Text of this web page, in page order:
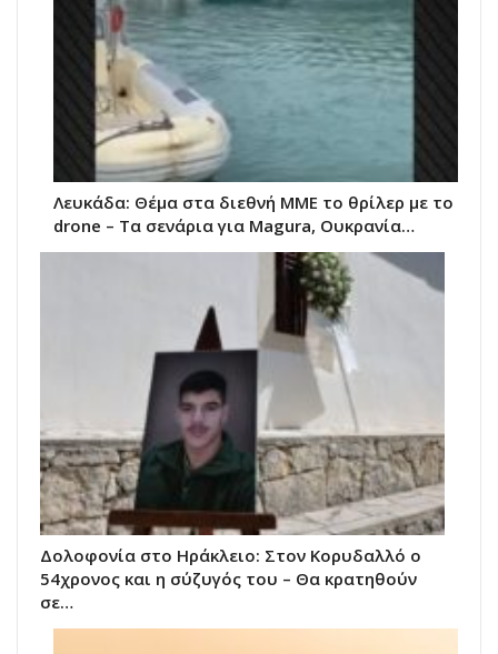
Λευκάδα: Θέμα στα διεθνή ΜΜΕ το θρίλερ με το
drone – Τα σενάρια για Magura, Ουκρανία…
Δολοφονία στο Ηράκλειο: Στον Κορυδαλλό ο
54χρονος και η σύζυγός του – Θα κρατηθούν
σε…